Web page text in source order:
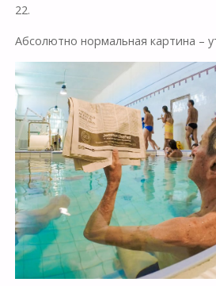
22.
Абсолютно нормальная картина –